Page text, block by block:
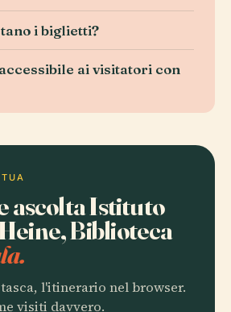
i biglietti?
ai visitatori con
ascolta Istituto
Biblioteca
l'itinerario nel browser.
visiti davvero.